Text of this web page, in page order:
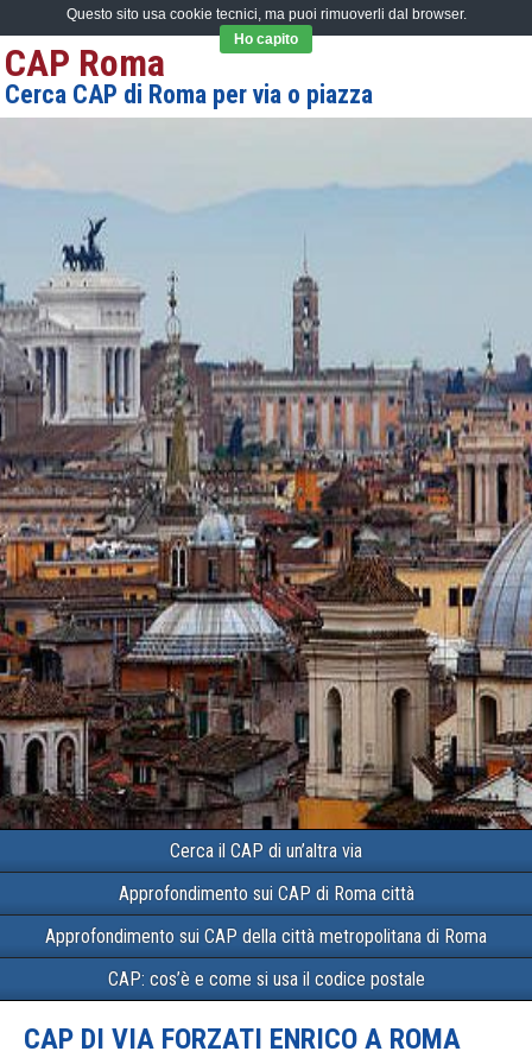
CAP Roma
Cerca CAP di Roma per via o piazza
Cerca il CAP di un’altra via
Approfondimento sui CAP di Roma città
Approfondimento sui CAP della città metropolitana di Roma
CAP: cos’è e come si usa il codice postale
CAP DI VIA FORZATI ENRICO A ROMA
Questo sito usa cookie tecnici, ma puoi rimuoverli dal browser.
Ho capito